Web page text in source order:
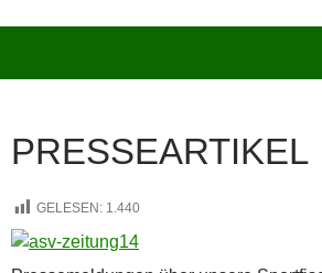
PRESSEARTIKEL
GELESEN: 1.440